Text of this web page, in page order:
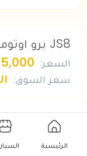
JS8 برو اوتوماتيك فلاج شيب
السعر:
سعر السوق:
الرئيسية